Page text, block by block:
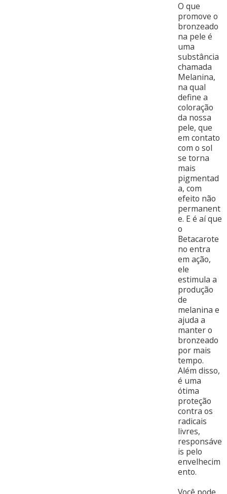
O que
promove o
bronzeado
na pele é
uma
substância
chamada
Melanina,
na qual
define a
coloração
da nossa
pele, que
em contato
com o sol
se torna
mais
pigmentad
a, com
efeito não
permanent
e. E é aí que
o
Betacarote
no entra
em ação,
ele
estimula a
produção
de
melanina e
ajuda a
manter o
bronzeado
por mais
tempo.
Além disso,
é uma
ótima
proteção
contra os
radicais
livres,
responsáve
is pelo
envelhecim
ento.